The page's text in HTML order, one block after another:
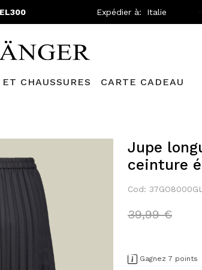
Expédier à:
CHAUSSURES
CARTE CADEAU
Jupe
ceinture
Cod:
Price
39,99 €to
Gagnez 7 points